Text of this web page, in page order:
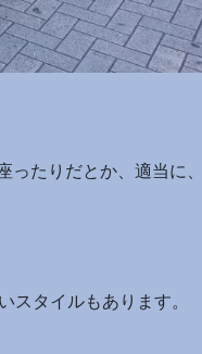
たりだとか、適当に、
スタイルもあります。